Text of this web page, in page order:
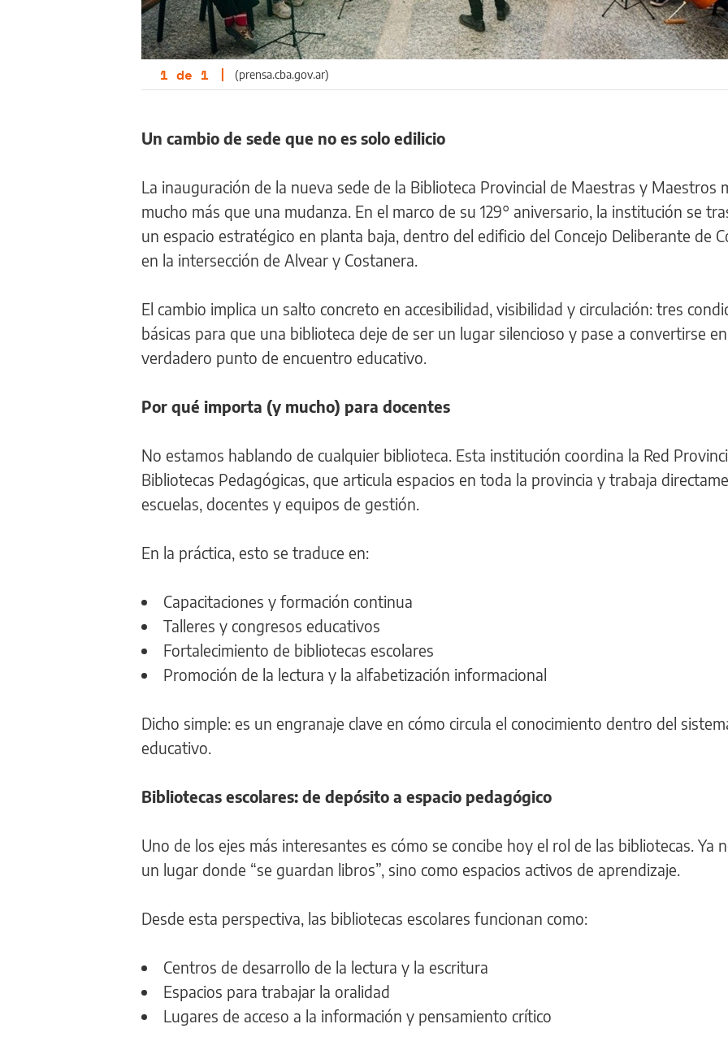
1 de 1 | (prensa.cba.gov.ar)
Un cambio de sede que no es solo edilicio
La inauguración de la nueva sede de la Biblioteca Provincial de Maestras y Maestros
mucho más que una mudanza. En el marco de su 129° aniversario, la institución se
un espacio estratégico en planta baja, dentro del edificio del Concejo Deliberante de
en la intersección de Alvear y Costanera.
El cambio implica un salto concreto en accesibilidad, visibilidad y circulación: tres
básicas para que una biblioteca deje de ser un lugar silencioso y pase a convertirse
verdadero punto de encuentro educativo.
Por qué importa (y mucho) para docentes
No estamos hablando de cualquier biblioteca. Esta institución coordina la Red
Bibliotecas Pedagógicas, que articula espacios en toda la provincia y trabaja
escuelas, docentes y equipos de gestión.
En la práctica, esto se traduce en:
Capacitaciones y formación continua
Talleres y congresos educativos
Fortalecimiento de bibliotecas escolares
Promoción de la lectura y la alfabetización informacional
Dicho simple: es un engranaje clave en cómo circula el conocimiento dentro del
educativo.
Bibliotecas escolares: de depósito a espacio pedagógico
Uno de los ejes más interesantes es cómo se concibe hoy el rol de las bibliotecas. Ya
un lugar donde “se guardan libros”, sino como espacios activos de aprendizaje.
Desde esta perspectiva, las bibliotecas escolares funcionan como:
Centros de desarrollo de la lectura y la escritura
Espacios para trabajar la oralidad
Lugares de acceso a la información y pensamiento crítico